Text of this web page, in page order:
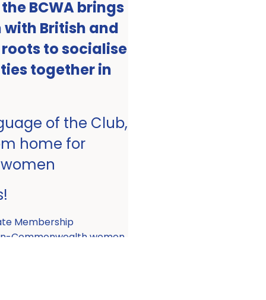
BCWA brings
British and
to socialise
together in
of the Club,
home for
Membership
Commonwealth women.